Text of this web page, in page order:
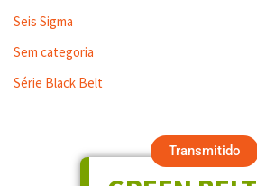
Seis Sigma
Sem categoria
Série Black Belt
Transmitido